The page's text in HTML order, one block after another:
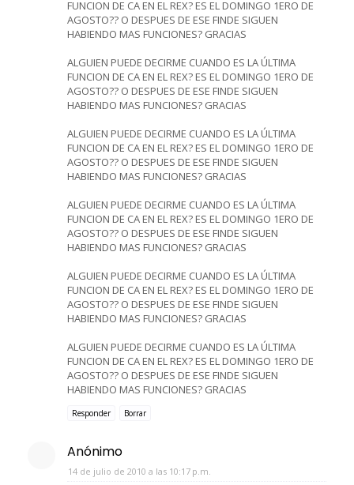
FUNCION DE CA EN EL REX? ES EL DOMINGO 1ERO DE
AGOSTO?? O DESPUES DE ESE FINDE SIGUEN
HABIENDO MAS FUNCIONES? GRACIAS
ALGUIEN PUEDE DECIRME CUANDO ES LA ÚLTIMA
FUNCION DE CA EN EL REX? ES EL DOMINGO 1ERO DE
AGOSTO?? O DESPUES DE ESE FINDE SIGUEN
HABIENDO MAS FUNCIONES? GRACIAS
ALGUIEN PUEDE DECIRME CUANDO ES LA ÚLTIMA
FUNCION DE CA EN EL REX? ES EL DOMINGO 1ERO DE
AGOSTO?? O DESPUES DE ESE FINDE SIGUEN
HABIENDO MAS FUNCIONES? GRACIAS
ALGUIEN PUEDE DECIRME CUANDO ES LA ÚLTIMA
FUNCION DE CA EN EL REX? ES EL DOMINGO 1ERO DE
AGOSTO?? O DESPUES DE ESE FINDE SIGUEN
HABIENDO MAS FUNCIONES? GRACIAS
ALGUIEN PUEDE DECIRME CUANDO ES LA ÚLTIMA
FUNCION DE CA EN EL REX? ES EL DOMINGO 1ERO DE
AGOSTO?? O DESPUES DE ESE FINDE SIGUEN
HABIENDO MAS FUNCIONES? GRACIAS
ALGUIEN PUEDE DECIRME CUANDO ES LA ÚLTIMA
FUNCION DE CA EN EL REX? ES EL DOMINGO 1ERO DE
AGOSTO?? O DESPUES DE ESE FINDE SIGUEN
HABIENDO MAS FUNCIONES? GRACIAS
Responder Borrar
Anónimo
14 de julio de 2010 a las 10:17 p.m.